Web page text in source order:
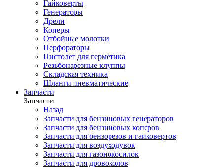
Гайковерты
Генераторы
Дрели
Коперы
Отбойные молотки
Перфораторы
Пистолет для герметика
Резьбонарезные клуппы
Складская техника
Шланги пневматические
Запчасти
Запчасти
Назад
Запчасти для бензиновых генераторов
Запчасти для бензиновых коперов
Запчасти для бензорезов и гайковертов
Запчасти для воздуходувок
Запчасти для газонокосилок
Запчасти для дровоколов